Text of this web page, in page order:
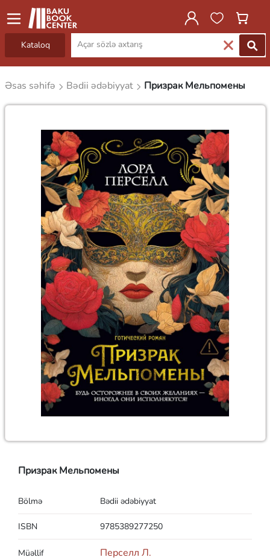
Kataloq
Əsas səhifə Bədii ədəbiyyat Призрак Мельпомены
Призрак Мельпомены
Bölmə Bədii ədəbiyyat
ISBN 9785389277250
Müəllif Перселл Л.